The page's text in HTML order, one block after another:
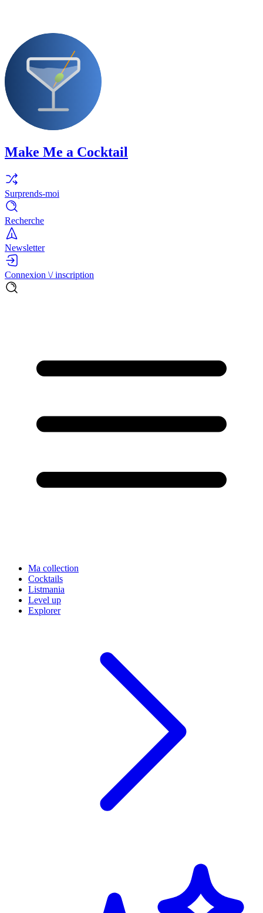
Make Me a Cocktail
Surprends-moi
Recherche
Newsletter
Connexion \/ inscription
Ma collection
Cocktails
Listmania
Level up
Explorer